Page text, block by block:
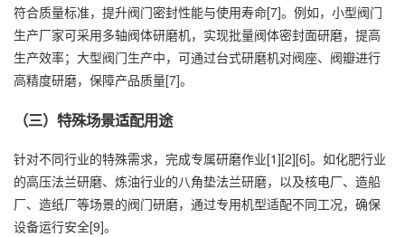
符合质量标准，提升阀门密封性能与使用寿命[7]。例如，小型阀门
生产厂家可采用多轴阀体研磨机，实现批量阀体密封面研磨，提高
生产效率；大型阀门生产中，可通过台式研磨机对阀座、阀瓣进行
高精度研磨，保障产品质量[7]。
（三）特殊场景适配用途
针对不同行业的特殊需求，完成专属研磨作业[1][2][6]。如化肥行业
的高压法兰研磨、炼油行业的八角垫法兰研磨，以及核电厂、造船
厂、造纸厂等场景的阀门研磨，通过专用机型适配不同工况，确保
设备运行安全[9]。